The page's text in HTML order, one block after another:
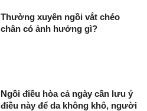
Thường xuyên ngồi vắt chéo
chân có ảnh hưởng gì?
Ngồi điều hòa cả ngày cần lưu ý
điều này để da không khô, người